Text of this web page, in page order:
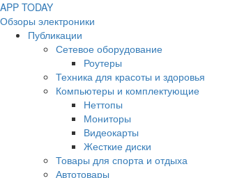
APP TODAY
Обзоры электроники
Публикации
Сетевое оборудование
Роутеры
Техника для красоты и здоровья
Компьютеры и комплектующие
Неттопы
Мониторы
Видеокарты
Жесткие диски
Товары для спорта и отдыха
Автотовары